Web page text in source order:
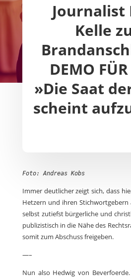
Journalist
Kelle
DEMO
»Die Saat
scheint
Foto: Andreas Kobs
Immer deutlicher zeigt sich, dass
Hetzern und ihren Stichwortgebern
selbst zutiefst bürgerliche und
publizistisch in die Nähe des
somit zum Abschuss freigeben.
—–
Nun also Hedwig von